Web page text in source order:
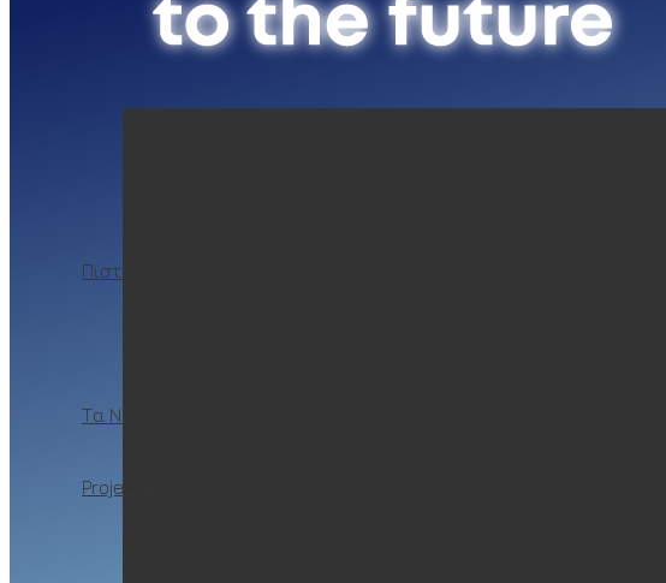
Πιστοποιήσεις
Τα Νέα Μας
Projects